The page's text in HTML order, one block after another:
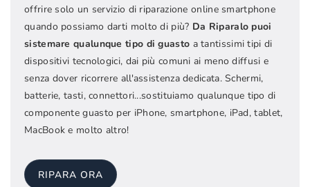
offrire solo un servizio di riparazione online smartphone
quando possiamo darti molto di più? Da Riparalo puoi
sistemare qualunque tipo di guasto a tantissimi tipi di
dispositivi tecnologici, dai più comuni ai meno diffusi e
senza dover ricorrere all'assistenza dedicata. Schermi,
batterie, tasti, connettori...sostituiamo qualunque tipo di
componente guasto per iPhone, smartphone, iPad, tablet,
MacBook e molto altro!
RIPARA ORA